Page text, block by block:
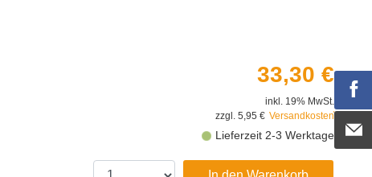
33,30 €
inkl. 19% MwSt.
zzgl. 5,95 € Versandkosten
Lieferzeit 2-3 Werktage